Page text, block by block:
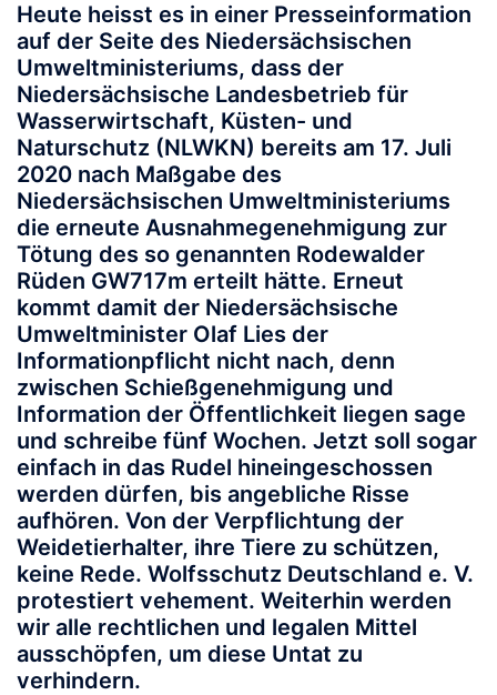
Heute heisst es in einer Presseinformation
auf der Seite des Niedersächsischen
Umweltministeriums, dass der
Niedersächsische Landesbetrieb für
Wasserwirtschaft, Küsten- und
Naturschutz (NLWKN) bereits am 17. Juli
2020 nach Maßgabe des
Niedersächsischen Umweltministeriums
die erneute Ausnahmegenehmigung zur
Tötung des so genannten Rodewalder
Rüden GW717m erteilt hätte. Erneut
kommt damit der Niedersächsische
Umweltminister Olaf Lies der
Informationpflicht nicht nach, denn
zwischen Schießgenehmigung und
Information der Öffentlichkeit liegen sage
und schreibe fünf Wochen. Jetzt soll sogar
einfach in das Rudel hineingeschossen
werden dürfen, bis angebliche Risse
aufhören. Von der Verpflichtung der
Weidetierhalter, ihre Tiere zu schützen,
keine Rede. Wolfsschutz Deutschland e. V.
protestiert vehement. Weiterhin werden
wir alle rechtlichen und legalen Mittel
ausschöpfen, um diese Untat zu
verhindern.